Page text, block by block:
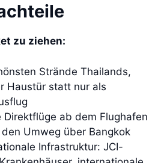
zu ziehen:
Strände Thailands,
Haustür statt nur als
Direktflüge ab dem Flughafen
Umweg über Bangkok
Infrastruktur: JCI-